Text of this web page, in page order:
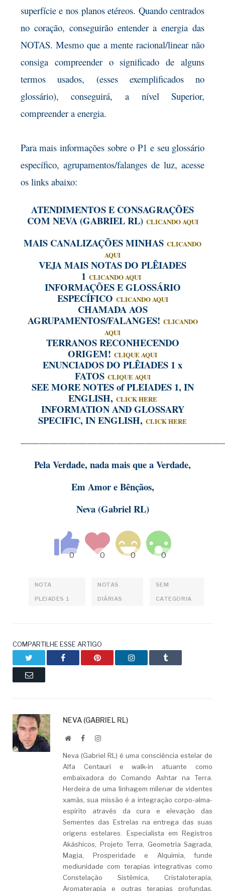
superfície e nos planos etéreos. Quando centrados
no coração, conseguirão entender a energia das
NOTAS. Mesmo que a mente racional/linear não
consiga compreender o significado de alguns
termos usados, (esses exemplificados no
glossário), conseguirá, a nível Superior,
compreender a energia.
Para mais informações sobre o P1 e seu glossário
específico, agrupamentos/falanges de luz, acesse
os links abaixo:
ATENDIMENTOS E CONSAGRAÇÕES
COM NEVA (GABRIEL RL) CLICANDO AQUI
MAIS CANALIZAÇÕES MINHAS CLICANDO
AQUI
VEJA MAIS NOTAS DO PLÊIADES
1 CLICANDO AQUI
INFORMAÇÕES E GLOSSÁRIO
ESPECÍFICO CLICANDO AQUI
CHAMADA AOS
AGRUPAMENTOS/FALANGES! CLICANDO
AQUI
TERRANOS RECONHECENDO
ORIGEM! CLIQUE AQUI
ENUNCIADOS DO PLÊIADES 1 x
FATOS CLIQUE AQUI
SEE MORE NOTES of PLEIADES 1, IN
ENGLISH, CLICK HERE
INFORMATION AND GLOSSARY
SPECIFIC, IN ENGLISH, CLICK HERE
Pela Verdade, nada mais que a Verdade,
Em Amor e Bênçãos,
Neva (Gabriel RL)
NOTA
PLEIADES 1
NOTAS
DIÁRIAS
SEM
CATEGORIA
COMPARTILHE ESSE ARTIGO
Facebook Pinterest LinkedIn Tumblr
Email
NEVA (GABRIEL RL)
WebsiteFacebookLinkedIn
Neva (Gabriel RL) é uma consciência estelar de
Alfa Centauri e walk-in atuante como
embaixadora do Comando Ashtar na Terra.
Herdeira de uma linhagem milenar de videntes
xamãs, sua missão é a integração corpo-alma-
espírito através da cura e elevação das
Sementes das Estrelas na entrega das suas
origens estelares. Especialista em Registros
Akáshicos, Projeto Terra, Geometria Sagrada,
Magia, Prosperidade e Alquimia, funde
mediunidade com terapias integrativas como
Constelação Sistêmica, Cristaloterapia,
Aromaterapia e outras terapias profundas.